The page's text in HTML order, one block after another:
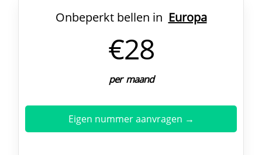
Onbeperkt bellen in Europa
€28
per maand
Eigen nummer aanvragen →